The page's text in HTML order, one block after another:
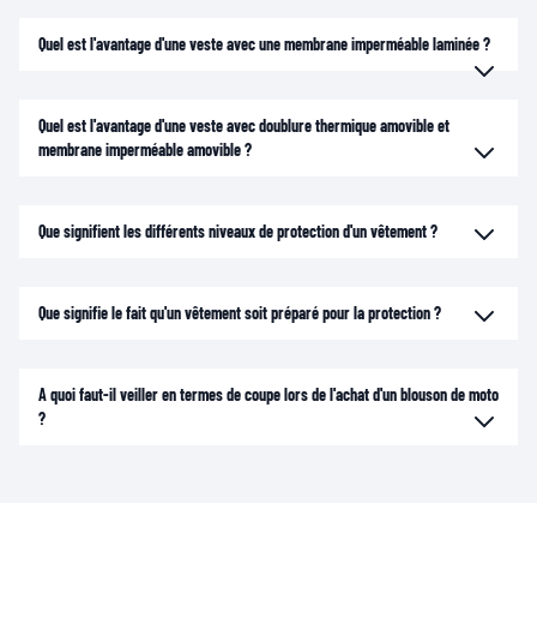
Quel est l'avantage d'une veste avec une membrane imperméable laminée ?
Quel est l'avantage d'une veste avec doublure thermique amovible et
membrane imperméable amovible ?
Que signifient les différents niveaux de protection d'un vêtement ?
Que signifie le fait qu'un vêtement soit préparé pour la protection ?
A quoi faut-il veiller en termes de coupe lors de l'achat d'un blouson de moto
?